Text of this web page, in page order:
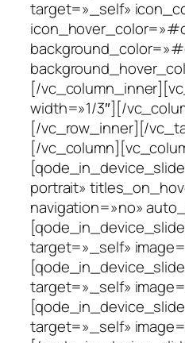
target=»_self»
[/
width=»1/3″][/
[/vc_row_inner][/
[/
portrait»
navigation=»no»
target=»_self»
target=»_self»
target=»_self»